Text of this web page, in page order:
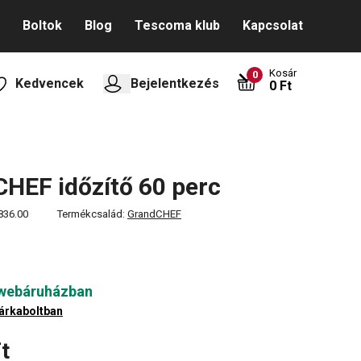
Boltok Blog Tescoma klub Kapcsolat
Kedvencek Bejelentkezés
0 Kosár
0 Ft
időzítő 60 perc
Termékcsalád: GrandCHEF